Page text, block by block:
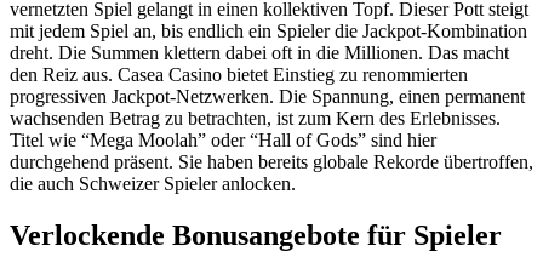
vernetzten Spiel gelangt in einen kollektiven Topf. Dieser Pott steigt
mit jedem Spiel an, bis endlich ein Spieler die Jackpot-Kombination
dreht. Die Summen klettern dabei oft in die Millionen. Das macht
den Reiz aus. Casea Casino bietet Einstieg zu renommierten
progressiven Jackpot-Netzwerken. Die Spannung, einen permanent
wachsenden Betrag zu betrachten, ist zum Kern des Erlebnisses.
Titel wie “Mega Moolah” oder “Hall of Gods” sind hier
durchgehend präsent. Sie haben bereits globale Rekorde übertroffen,
die auch Schweizer Spieler anlocken.
Verlockende Bonusangebote für Spieler